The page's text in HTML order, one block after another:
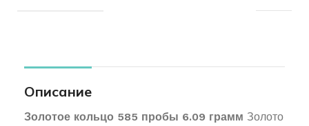
Описание
Золотое кольцо 585 пробы 6.09 грамм Золото